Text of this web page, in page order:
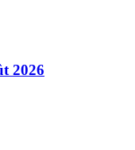
2026